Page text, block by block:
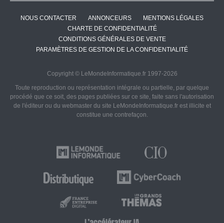
NOUS CONTACTER ANNONCEURS
MENTIONS LÉGALES
CHARTE DE CONFIDENTIALITÉ
CONDITIONS GÉNÉRALES DE VENTE
PARAMÈTRES DE GESTION DE LA CONFIDENTIALITÉ
Copyright © LeMondeInformatique.fr 1997-2026
Toute reproduction ou représentation intégrale ou partielle, par quelque
procédé que ce soit, des pages publiées sur ce site, faite sans l'autorisation
de l'éditeur ou du webmaster du site LeMondeInformatique.fr est illicite et
constitue une contrefaçon.